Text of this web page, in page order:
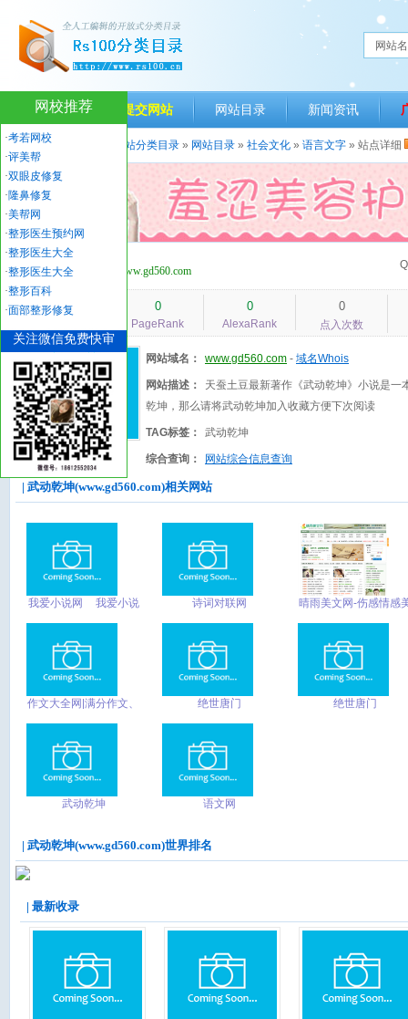
网站
网站首页 提交网站 网站目录 新闻资讯
当前位置： 人生一百网站分类目录 » 网站目录 » 社会文化 » 语言文字 » 站点详细
武动乾坤 www.gd560.com
1549 0
PageRank
0
AlexaRank
0
点入次数
网站域名： www.gd560.com - 域名Whois
网站描述：
天蚕土豆最新著作《武动乾坤》小说是
乾坤，那么请将武动乾坤加入收藏方便下次阅读
TAG标签： 武动乾坤
综合查询： 网站综合信息查询
| 武动乾坤(www.gd560.com)相关网站
我爱小说网__我爱小说
说、都市小说、科幻小
说、仙侠小说
诗词对联网
晴雨美文网-伤感情感
作文大全网|满分作文、
Easy!
绝世唐门 绝世唐门
武动乾坤 语文网
| 武动乾坤(www.gd560.com)世界排名
| 最新收录
网校推荐
·考若网校
·评美帮
·双眼皮修复
·隆鼻修复
·美帮网
·整形医生预约网
·整形医生大全
·整形医生大全
·整形百科
·面部整形修复
关注微信免费快审